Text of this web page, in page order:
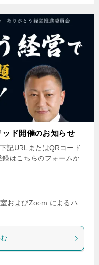
ド開催のお知らせ
記URLまたはQRコード
はこちらのフォームか
およびZoom によるハ